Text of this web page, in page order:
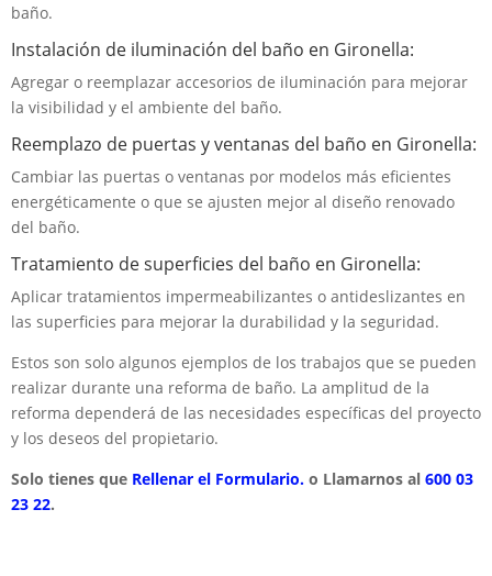
baño.
Instalación de iluminación del baño en Gironella:
Agregar o reemplazar accesorios de iluminación para mejorar
la visibilidad y el ambiente del baño.
Reemplazo de puertas y ventanas del baño en Gironella:
Cambiar las puertas o ventanas por modelos más eficientes
energéticamente o que se ajusten mejor al diseño renovado
del baño.
Tratamiento de superficies del baño en Gironella:
Aplicar tratamientos impermeabilizantes o antideslizantes en
las superficies para mejorar la durabilidad y la seguridad.
Estos son solo algunos ejemplos de los trabajos que se pueden
realizar durante una reforma de baño. La amplitud de la
reforma dependerá de las necesidades específicas del proyecto
y los deseos del propietario.
Solo tienes que Rellenar el Formulario. o Llamarnos al 600 03
23 22.